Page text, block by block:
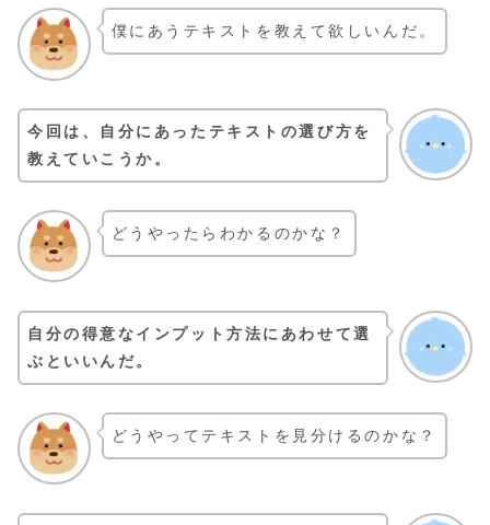
僕にあうテキストを教えて欲しいんだ。
今回は、自分にあったテキストの選び方を
教えていこうか。
どうやったらわかるのかな？
自分の得意なインプット方法にあわせて選
ぶといいんだ。
どうやってテキストを見分けるのかな？